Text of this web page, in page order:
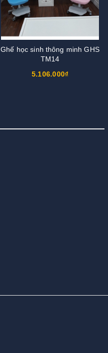
Ghế học sinh thông minh GHS
TM14
5.106.000₫